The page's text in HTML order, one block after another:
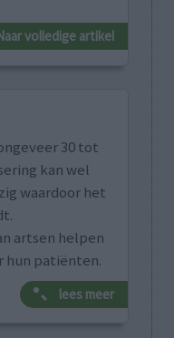
Naar volledige artikel
30 tot
kan wel
waardoor het
artsen helpen
hun patiënten.
lees meer